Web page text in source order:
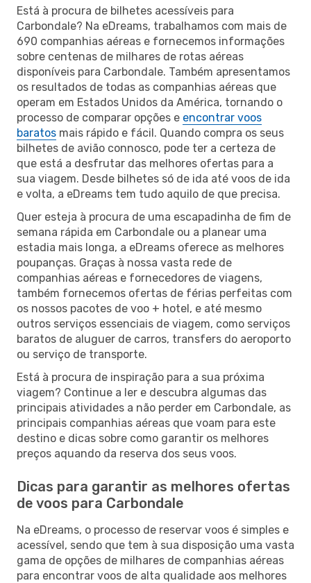
Está à procura de bilhetes acessíveis para
Carbondale? Na eDreams, trabalhamos com mais de
690 companhias aéreas e fornecemos informações
sobre centenas de milhares de rotas aéreas
disponíveis para Carbondale. Também apresentamos
os resultados de todas as companhias aéreas que
operam em Estados Unidos da América, tornando o
processo de comparar opções e encontrar voos
baratos mais rápido e fácil. Quando compra os seus
bilhetes de avião connosco, pode ter a certeza de
que está a desfrutar das melhores ofertas para a
sua viagem. Desde bilhetes só de ida até voos de ida
e volta, a eDreams tem tudo aquilo de que precisa.
Quer esteja à procura de uma escapadinha de fim de
semana rápida em Carbondale ou a planear uma
estadia mais longa, a eDreams oferece as melhores
poupanças. Graças à nossa vasta rede de
companhias aéreas e fornecedores de viagens,
também fornecemos ofertas de férias perfeitas com
os nossos pacotes de voo + hotel, e até mesmo
outros serviços essenciais de viagem, como serviços
baratos de aluguer de carros, transfers do aeroporto
ou serviço de transporte.
Está à procura de inspiração para a sua próxima
viagem? Continue a ler e descubra algumas das
principais atividades a não perder em Carbondale, as
principais companhias aéreas que voam para este
destino e dicas sobre como garantir os melhores
preços aquando da reserva dos seus voos.
Dicas para garantir as melhores ofertas
de voos para Carbondale
Na eDreams, o processo de reservar voos é simples e
acessível, sendo que tem à sua disposição uma vasta
gama de opções de milhares de companhias aéreas
para encontrar voos de alta qualidade aos melhores